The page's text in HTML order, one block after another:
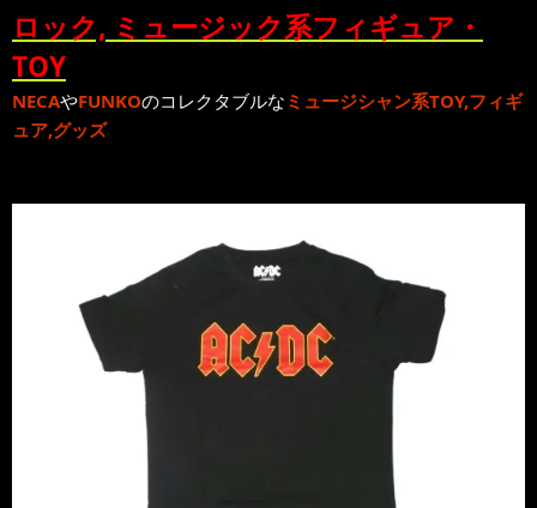
ロック, ミュージック系フィギュア・
TOY
NECAやFUNKOのコレクタブルな ミュージシャン系TOY,フィギ
ュア,グッズ